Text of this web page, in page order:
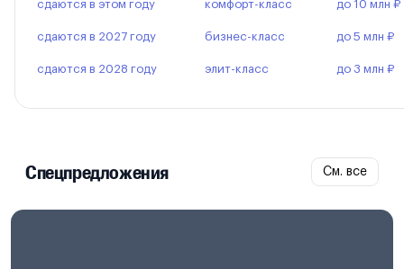
сдаются в этом году
сдаются в 2027 году
сдаются в 2028 году
комфорт-класс
бизнес-класс
элит-класс
до 10 млн ₽
до 5 млн ₽
до 3 млн ₽
Спецпредложения См. все